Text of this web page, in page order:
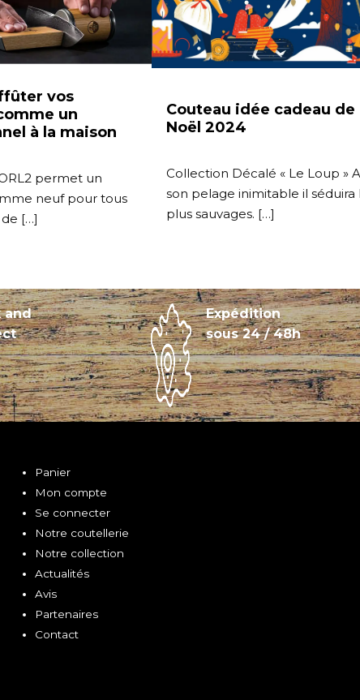
vos
un
à la maison
permet un
neuf pour tous
de […]
Couteau idée cadeau de
Noël 2024
Collection Décalé « Le Loup »
son pelage inimitable il séduira
plus sauvages. […]
and
Expédition
sous 24 / 48h
Panier
Mon compte
Se connecter
Notre coutellerie
Notre collection
Actualités
Avis
Partenaires
Contact